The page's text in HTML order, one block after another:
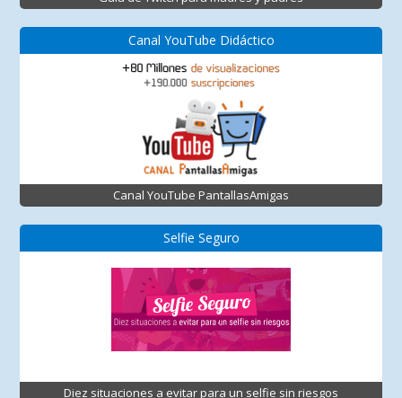
Canal YouTube Didáctico
Canal YouTube PantallasAmigas
Selfie Seguro
Diez situaciones a evitar para un selfie sin riesgos